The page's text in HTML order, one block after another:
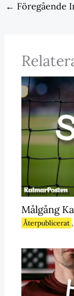
← Föregående
Målgång
Återpublicerat ,